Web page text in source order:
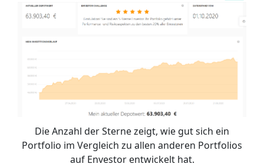
Die Anzahl der Sterne zeigt, wie gut sich ein
Portfolio im Vergleich zu allen anderen Portfolios
auf Envestor entwickelt hat.